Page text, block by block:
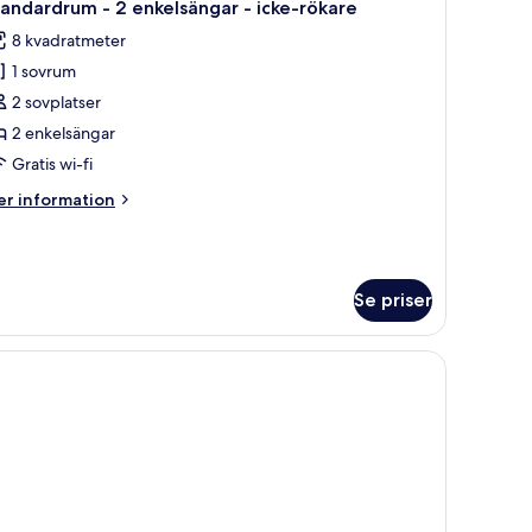
- 2 enkelsängar - icke-rökare
8 kvadratmeter
1 sovrum
2 sovplatser
2 enkelsängar
Gratis wi-fi
information
Se priser